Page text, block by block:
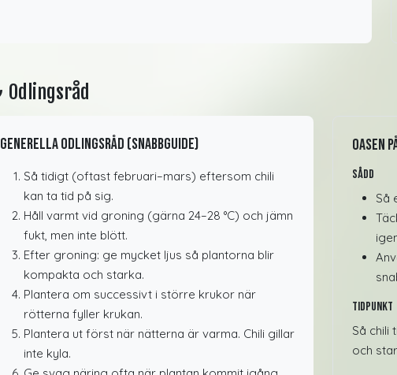
Odlingsråd
Generella odlingsråd (snabbguide)
Så tidigt (oftast februari–mars) eftersom chili
kan ta tid på sig.
Håll varmt vid groning (gärna 24–28 °C) och jämn
fukt, men inte blött.
Efter groning: ge mycket ljus så plantorna blir
kompakta och starka.
Plantera om successivt i större krukor när
rötterna fyller krukan.
Plantera ut först när nätterna är varma. Chili gillar
inte kyla.
Oasen
Sådd
Så
Tidpunkt
Så chili
och